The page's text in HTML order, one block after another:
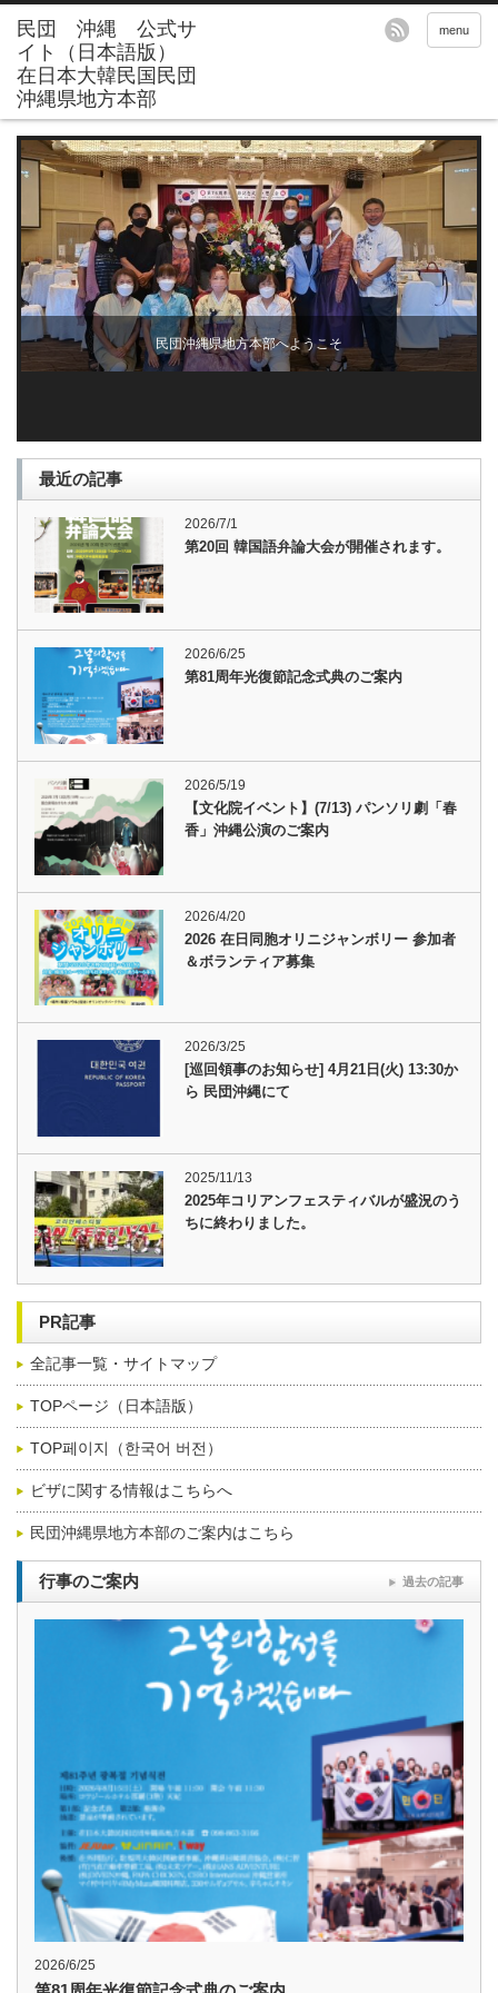
menu
民団沖縄県地方本部へようこそ
最近の記事
2026/7/1
第20回 韓国語弁論大会が開催されます。
2026/6/25
第81周年光復節記念式典のご案内
2026/5/19
【文化院イベント】(7/13) パンソリ劇「春
香」沖縄公演のご案内
2026/4/20
2026 在日同胞オリニジャンボリー 参加者
＆ボランティア募集
2026/3/25
[巡回領事のお知らせ] 4月21日(火) 13:30か
ら 民団沖縄にて
2025/11/13
2025年コリアンフェスティバルが盛況のう
ちに終わりました。
PR記事
全記事一覧・サイトマップ
TOPページ（日本語版）
TOP페이지（한국어 버전）
ビザに関する情報はこちらへ
民団沖縄県地方本部のご案内はこちら
行事のご案内 過去の記事
2026/6/25